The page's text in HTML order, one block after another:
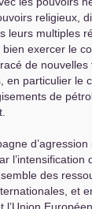
religieux,
leurs multiples
exercer le
de nouvelles
en particulier le
de
d’agression
l’intensification
des
et